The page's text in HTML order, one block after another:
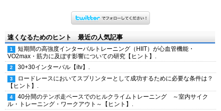
速くなるためのヒント 最近の人気記事
短期間の高強度インターバルトレーニング（HIIT）が心血管機能・
VO2max・筋力に及ぼす影響についての研究【ヒント】.
30+30インターバル【itv】.
ロードレースにおいてスプリンターとして成功するために必要な条件は？
【ヒント】.
40分間のテンポ走ペースでのヒルクライムトレーニング ～室内サイク
ル・トレーニング・ワークアウト～【ヒント】.